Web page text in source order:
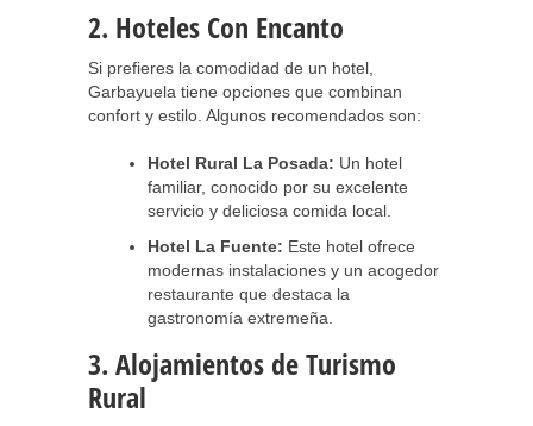
2. Hoteles Con Encanto
Si prefieres la comodidad de un hotel,
Garbayuela tiene opciones que combinan
confort y estilo. Algunos recomendados son:
Hotel Rural La Posada: Un hotel
familiar, conocido por su excelente
servicio y deliciosa comida local.
Hotel La Fuente: Este hotel ofrece
modernas instalaciones y un acogedor
restaurante que destaca la
gastronomía extremeña.
3. Alojamientos de Turismo
Rural